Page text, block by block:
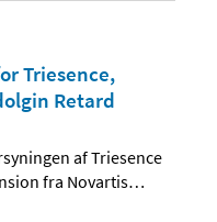
Triesence,
Retard
af Triesence
fra Novartis…